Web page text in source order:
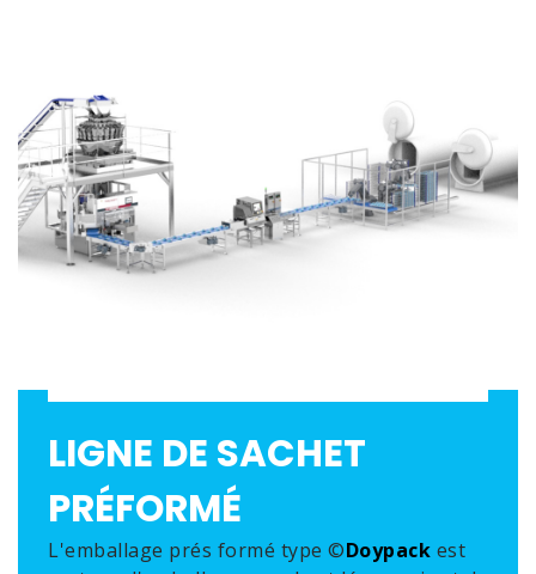
LIGNE DE SACHET
PRÉFORMÉ
L'emballage prés formé type ©Doypack est